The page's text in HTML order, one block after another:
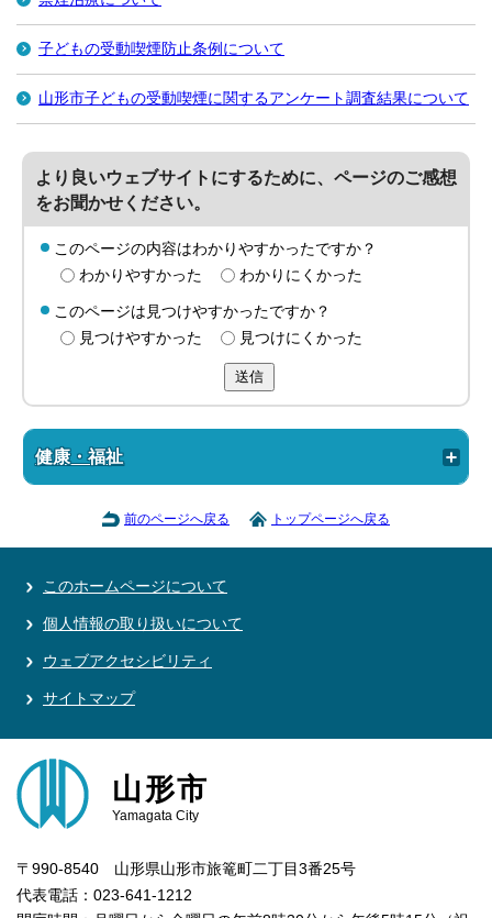
子どもの受動喫煙防止条例について
山形市子どもの受動喫煙に関するアンケート調査結果について
より良いウェブサイトにするために、ページのご感想
をお聞かせください。
このページの内容はわかりやすかったですか？
わかりやすかった
わかりにくかった
このページは見つけやすかったですか？
見つけやすかった
見つけにくかった
送信
健康・福祉
前のページへ戻る トップページへ戻る
このホームページについて
個人情報の取り扱いについて
ウェブアクセシビリティ
サイトマップ
山形市
Yamagata City
〒990-8540 山形県山形市旅篭町二丁目3番25号
代表電話：023-641-1212